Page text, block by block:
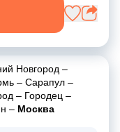
Новгород –
– Сарапул –
– Городец –
– Москва